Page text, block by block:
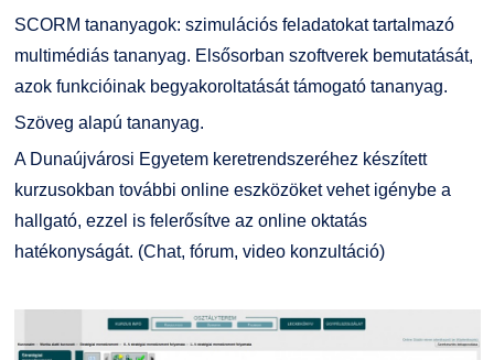
SCORM tananyagok: szimulációs feladatokat tartalmazó
multimédiás tananyag. Elsősorban szoftverek bemutatását,
azok funkcióinak begyakoroltatását támogató tananyag.
Szöveg alapú tananyag.
A Dunaújvárosi Egyetem keretrendszeréhez készített
kurzusokban további online eszközöket vehet igénybe a
hallgató, ezzel is felerősítve az online oktatás
hatékonyságát. (Chat, fórum, video konzultáció)